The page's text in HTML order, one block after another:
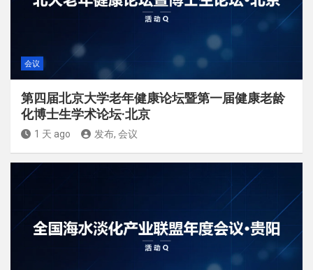
会议
第四届北京大学老年健康论坛暨第一届健康老龄
化博士生学术论坛·北京
1 天 ago 发布, 会议